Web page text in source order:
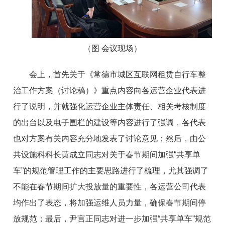
（图 会议现场）
会上，首先关于《常德市城区互联网租赁自行车整
治工作方案（讨论稿）》重点内容向各运营企业代表进
行了说明，并就强化运营企业主体责任、相关考核制度
的出台以及电子围栏的建设等内容进行了强调，各代表
也对方案有关内容充分地发表了讨论意见；然后，由公
共设施科科长黄成立同志对关于春节期间加强“共享单
车”的规范管理工作的主要思路进行了梳理，尤其强调了
不能在春节期间扩大投放量的重要性，各运营公司代表
均作出了表态，将加强运维人员力量，确保春节期间停
放规范；最后，尹言正同志对进一步加强“共享单车”规范